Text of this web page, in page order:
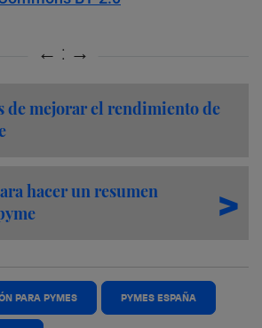
de mejorar el rendimiento de
hacer un resumen
PARA PYMES PYMES ESPAÑA